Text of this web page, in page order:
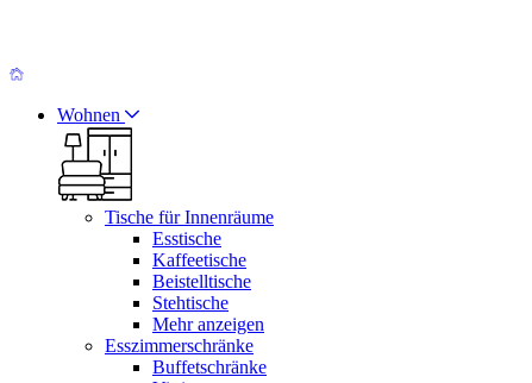
Wohnen
Tische für Innenräume
Esstische
Kaffeetische
Beistelltische
Stehtische
Mehr anzeigen
Esszimmerschränke
Buffetschränke